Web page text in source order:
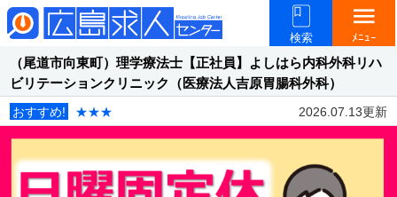
検索
menu
ﾒﾆｭｰ
（尾道市向東町）理学療法士【正社員】よしはら内科外科リハ
ビリテーションクリニック（医療法人吉原胃腸科外科）
おすすめ! ★★★ 2026.07.13更新